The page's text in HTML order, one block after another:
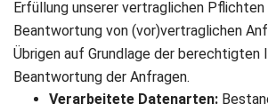
Erfüllung unserer vertraglichen Pflichten
Beantwortung von (vor)vertraglichen
Übrigen auf Grundlage der berechtigten
Beantwortung der Anfragen.
Verarbeitete Datenarten: